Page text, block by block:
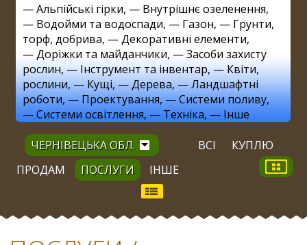
—Альпійські гірки, — Внутрішнє озеленення,
— Водойми та водоспади, — Газон, — Грунти,
торф, добрива, —Декоративні елементи,
—Доріжки та майданчики, —Засоби захисту
рослин, —Інструмент та інвентар, —Квіти,
рослини, —Кущі, —Дерева, —Ландшафтні
роботи, —Проектування, —Системи поливу,
—Системи освітлення, —Техніка, —Інше
ЧЕРНІВЕЦЬКА ОБЛ. ВСІ
КУПЛЮ
ПРОДАМ
ПОСЛУГИ ІНШЕ